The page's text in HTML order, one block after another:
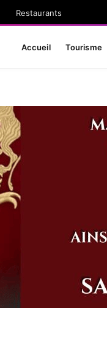
Restaurants
Accueil Tourisme